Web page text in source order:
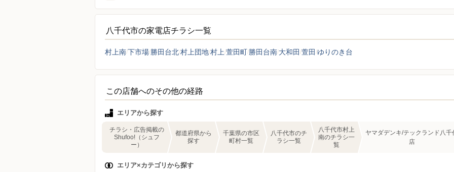
八千代市の家電店チラシ一覧
村上南下市場 勝田台北村上団地村上 萱田町 勝田台南 大和田 萱田 ゆりのき台
この店舗へのその他の経路
エリアから探す
チラシ・広告掲載の
Shufoo!（シュフ
ー）
都道府県から
探す
千葉県の市区
町村一覧
八千代市のチ
ラシ一覧
八千代市村上
南のチラシ一
覧
ヤマダデンキ/テックランド八千
店
エリア×カテゴリから探す